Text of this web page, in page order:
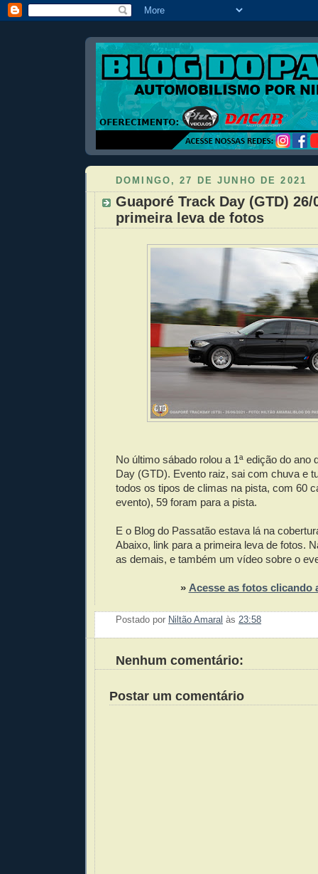
DOMINGO, 27 DE JUNHO DE 2021
Guaporé Track Day (GTD) 26/
primeira leva de fotos
No último sábado rolou a 1ª edição do ano
Day (GTD). Evento raiz, sai com chuva e
todos os tipos de climas na pista, com 60
evento), 59 foram para a pista.
E o Blog do Passatão estava lá na
Abaixo, link para a primeira leva de fotos.
as demais, e também um vídeo sobre o
» Acesse as fotos clicando
Postado por Niltão Amaral às 23:58
Nenhum comentário:
Postar um comentário